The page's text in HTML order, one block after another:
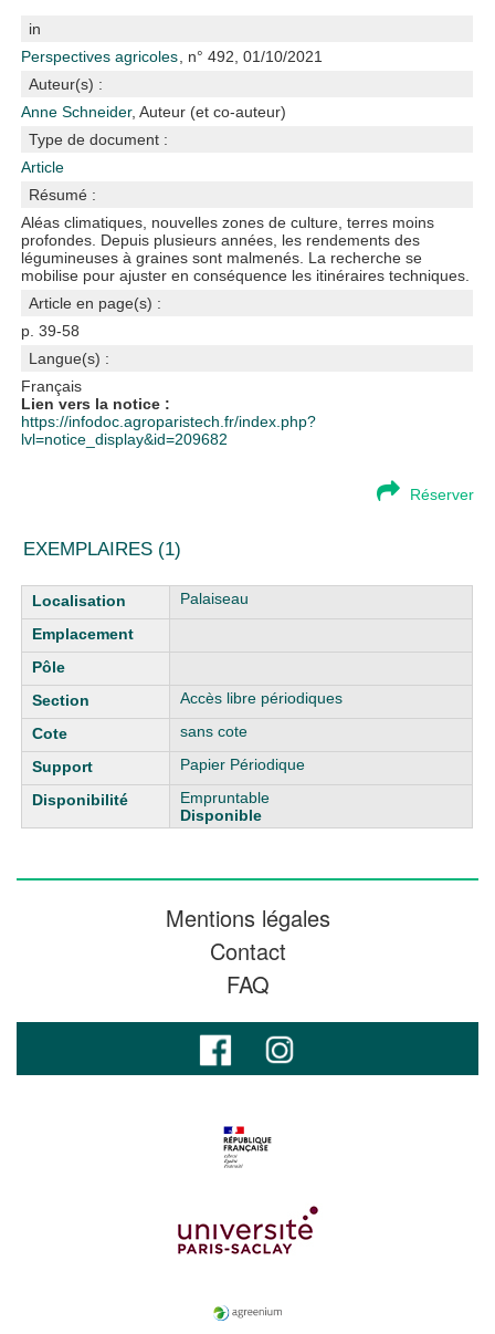
in
Perspectives agricoles , n° 492, 01/10/2021
Auteur(s) :
Anne Schneider, Auteur (et co-auteur)
Type de document :
Article
Résumé :
Aléas climatiques, nouvelles zones de culture, terres moins
profondes. Depuis plusieurs années, les rendements des
légumineuses à graines sont malmenés. La recherche se
mobilise pour ajuster en conséquence les itinéraires techniques.
Article en page(s) :
p. 39-58
Langue(s) :
Français
Lien vers la notice :
https://infodoc.agroparistech.fr/index.php?
lvl=notice_display&id=209682
Réserver
EXEMPLAIRES (1)
Liste des exemplaires Palaiseau
Accès libre périodiques
sans cote
Papier Périodique
Empruntable
Disponible
Mentions légales
Contact
FAQ